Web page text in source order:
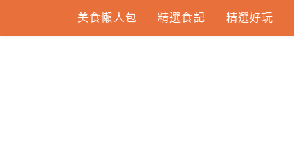
content
美食懶人包 精選食記 精選好玩